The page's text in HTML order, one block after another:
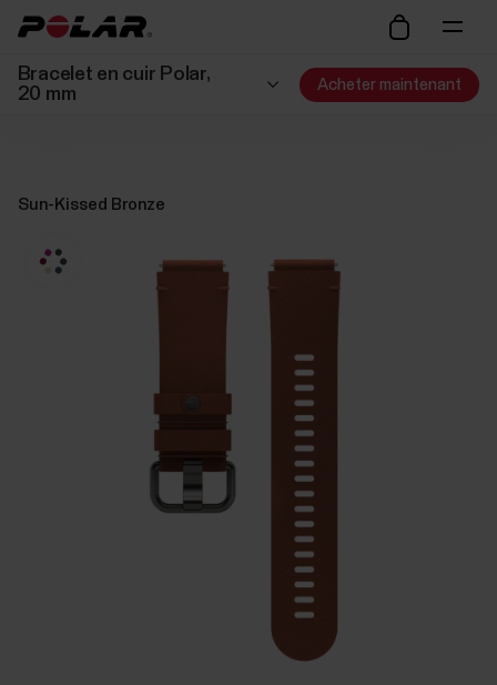
Bracelet en cuir Polar,
20 mm
Acheter maintenant
Sun-Kissed Bronze